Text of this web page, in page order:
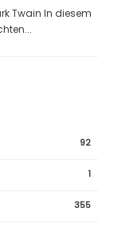
Twain In diesem
92
1
355